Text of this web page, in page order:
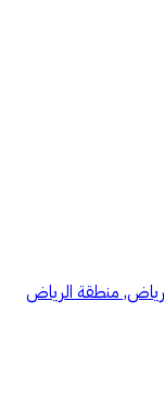
منطقة الرياض